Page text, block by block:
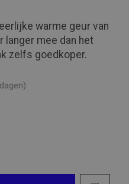
warme geur van
langer mee dan het
zelfs goedkoper.